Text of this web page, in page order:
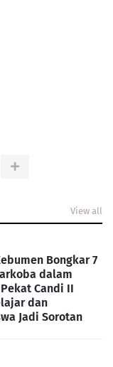
View all
Bongkar 7
dalam
Candi II
dan
Jadi Sorotan